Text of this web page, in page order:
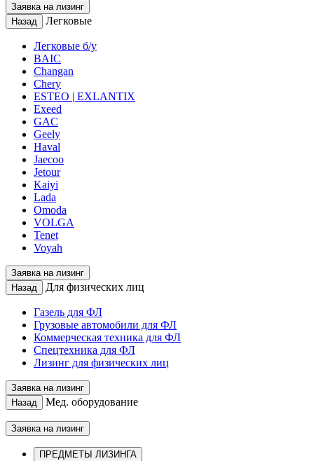
Заявка на лизинг
Назад
Легковые
Легковые б/у
BAIC
Changan
Chery
ESTEO | EXLANTIX
Exeed
GAC
Geely
Haval
Jaecoo
Jetour
Kaiyi
Lada
Omoda
VOLGA
Tenet
Voyah
Заявка на лизинг
Назад
Для физических лиц
Газель для ФЛ
Грузовые автомобили для ФЛ
Коммерческая техника для ФЛ
Спецтехника для ФЛ
Лизинг для физических лиц
Заявка на лизинг
Назад
Мед. оборудование
Заявка на лизинг
ПРЕДМЕТЫ ЛИЗИНГА